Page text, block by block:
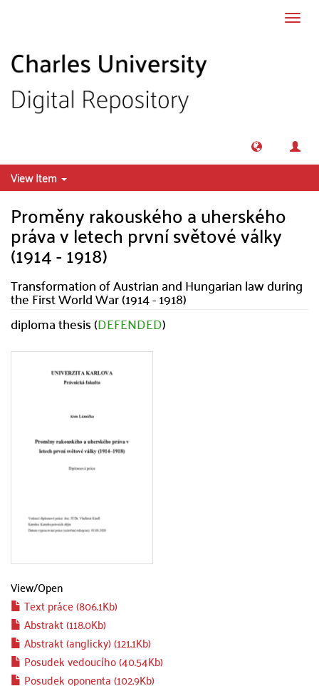
View Item
Proměny rakouského a uherského
práva v letech první světové války
(1914 - 1918)
Transformation of Austrian and Hungarian law during
the First World War (1914 - 1918)
diploma thesis (DEFENDED)
View/Open
Text práce (806.1Kb)
Abstrakt (118.0Kb)
Abstrakt (anglicky) (121.1Kb)
Posudek vedoucího (40.54Kb)
Posudek oponenta (102.9Kb)